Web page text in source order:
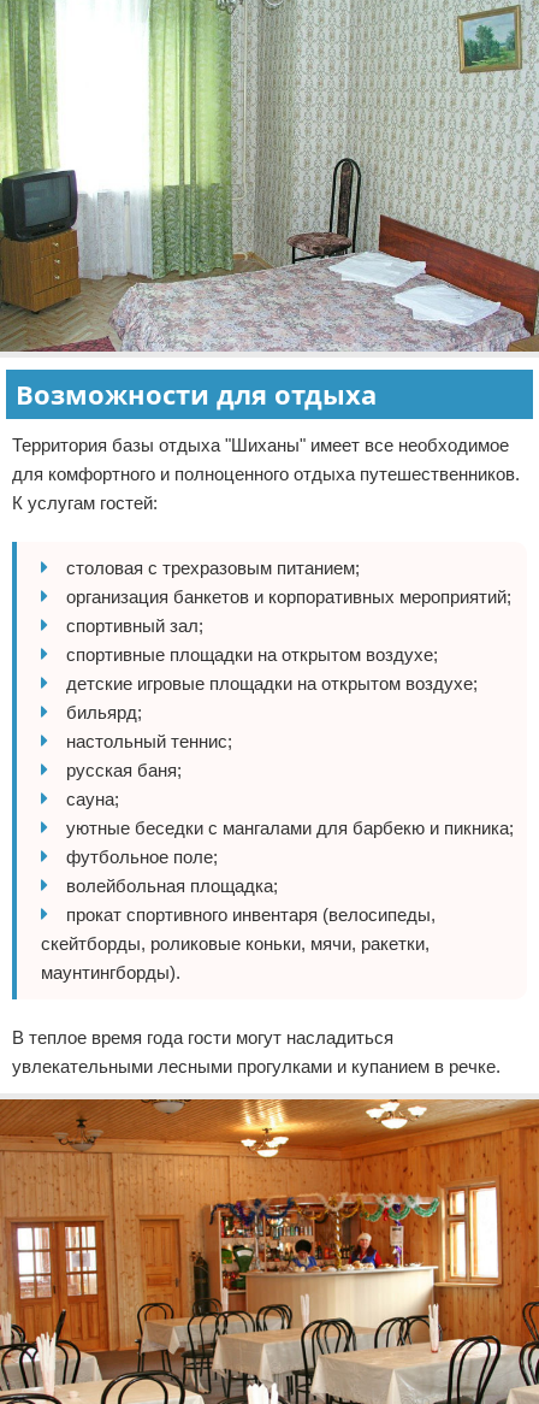
Возможности для отдыха
Территория базы отдыха "Шиханы" имеет все необходимое
для комфортного и полноценного отдыха путешественников.
К услугам гостей:
столовая с трехразовым питанием;
организация банкетов и корпоративных мероприятий;
спортивный зал;
спортивные площадки на открытом воздухе;
детские игровые площадки на открытом воздухе;
бильярд;
настольный теннис;
русская баня;
сауна;
уютные беседки с мангалами для барбекю и пикника;
футбольное поле;
волейбольная площадка;
прокат спортивного инвентаря (велосипеды,
скейтборды, роликовые коньки, мячи, ракетки,
маунтингборды).
В теплое время года гости могут насладиться
увлекательными лесными прогулками и купанием в речке.